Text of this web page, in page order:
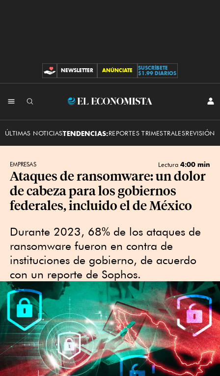
CONTRIBUCIONES
NEWSLETTER ANÚNCIATE
SUSCRÍBETE
$1.99 DIARIOS
El
ÚLTIMAS NOTICIASTENDENCIAS:REPORTES TRIMESTRALESREVISIÓN
EMPRESAS Lectura 4:00 min
Ataques de ransomware: un dolor
de cabeza para los gobiernos
federales, incluido el de México
Durante 2023, 68% de los ataques de
ransomware fueron en contra de
instituciones de gobierno, de acuerdo
con un reporte de Sophos.